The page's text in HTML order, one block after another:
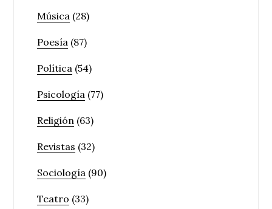
Música (28)
Poesía (87)
Política (54)
Psicología (77)
Religión (63)
Revistas (32)
Sociología (90)
Teatro (33)